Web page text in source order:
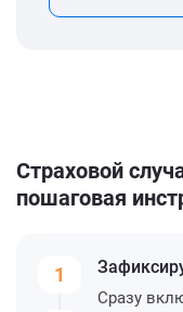
Страховой
пошаговая
1
Сразу